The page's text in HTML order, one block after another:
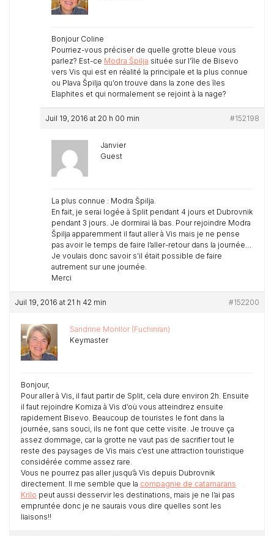
Bonjour Coline
Pourriez-vous préciser de quelle grotte bleue vous
parlez? Est-ce Modra Špilja située sur l’île de Bisevo
vers Vis qui est en réalité la principale et la plus connue
ou Plava Špilja qu’on trouve dans la zone des îles
Elaphites et qui normalement se rejoint à la nage?
Juil 19, 2016 at 20 h 00 min #152198
Janvier
Guest
La plus connue : Modra Špilja.
En fait, je serai logée à Split pendant 4 jours et Dubrovnik
pendant 3 jours. Je dormirai là bas. Pour rejoindre Modra
Špilja apparemment il faut aller à Vis mais je ne pense
pas avoir le temps de faire l’aller-retour dans la journée…
Je voulais donc savoir s’il était possible de faire
autrement sur une journée.
Merci
Juil 19, 2016 at 21 h 42 min #152200
Sandrine Monllor (Fuchinran)
Keymaster
Bonjour,
Pour aller à Vis, il faut partir de Split, cela dure environ 2h. Ensuite
il faut rejoindre Komiza à Vis d’où vous atteindrez ensuite
rapidement Bisevo. Beaucoup de touristes le font dans la
journée, sans souci, ils ne font que cette visite. Je trouve ça
assez dommage, car la grotte ne vaut pas de sacrifier tout le
reste des paysages de Vis mais c’est une attraction touristique
considérée comme assez rare.
Vous ne pourrez pas aller jusqu’à Vis depuis Dubrovnik
directement. Il me semble que la compagnie de catamarans
Krilo peut aussi desservir les destinations, mais je ne l’ai pas
empruntée donc je ne saurais vous dire quelles sont les
liaisons!!